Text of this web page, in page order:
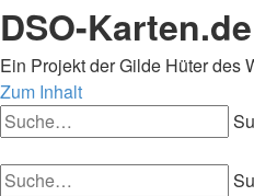
DSO-Karten.de
Ein Projekt der Gilde Hüter des
Zum Inhalt